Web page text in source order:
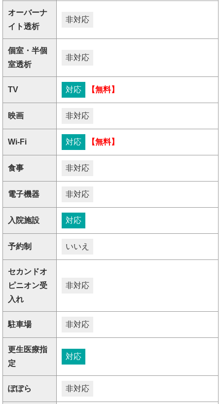
オーバーナ
イト透析
非対応
個室・半個
室透析
非対応
TV 対応 【無料】
映画 非対応
Wi-Fi 対応 【無料】
食事 非対応
電子機器 非対応
入院施設 対応
予約制 いいえ
セカンドオ
ピニオン受
入れ
非対応
駐車場 非対応
更生医療指
定
対応
ぽぽら 非対応